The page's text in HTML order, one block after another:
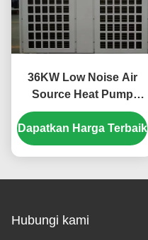
36KW Low Noise Air
Source Heat Pump
dengan Scroll
Compressor untuk
aplikasi khusus
Dapatkan Harga Terbaik
Hubungi kami